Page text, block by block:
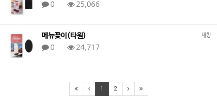
0
25,066
새창
메뉴꽂이(타원)
0
24,717
1 2